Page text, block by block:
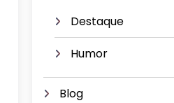
Destaque
Humor
Blog